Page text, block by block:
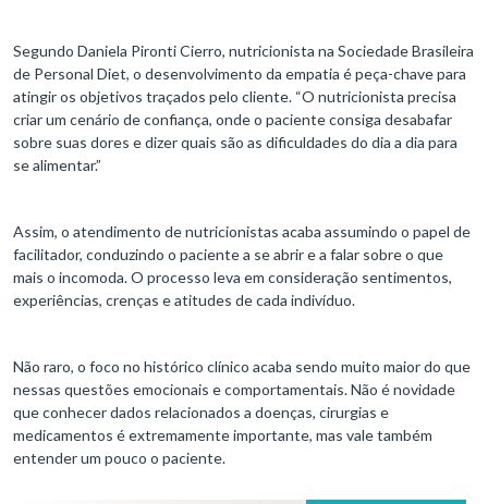
Segundo Daniela Pironti Cierro, nutricionista na Sociedade Brasileira
de Personal Diet, o desenvolvimento da empatia é peça-chave para
atingir os objetivos traçados pelo cliente. “O nutricionista precisa
criar um cenário de confiança, onde o paciente consiga desabafar
sobre suas dores e dizer quais são as dificuldades do dia a dia para
se alimentar.”
Assim, o atendimento de nutricionistas acaba assumindo o papel de
facilitador, conduzindo o paciente a se abrir e a falar sobre o que
mais o incomoda. O processo leva em consideração sentimentos,
experiências, crenças e atitudes de cada indivíduo.
Não raro, o foco no histórico clínico acaba sendo muito maior do que
nessas questões emocionais e comportamentais. Não é novidade
que conhecer dados relacionados a doenças, cirurgias e
medicamentos é extremamente importante, mas vale também
entender um pouco o paciente.